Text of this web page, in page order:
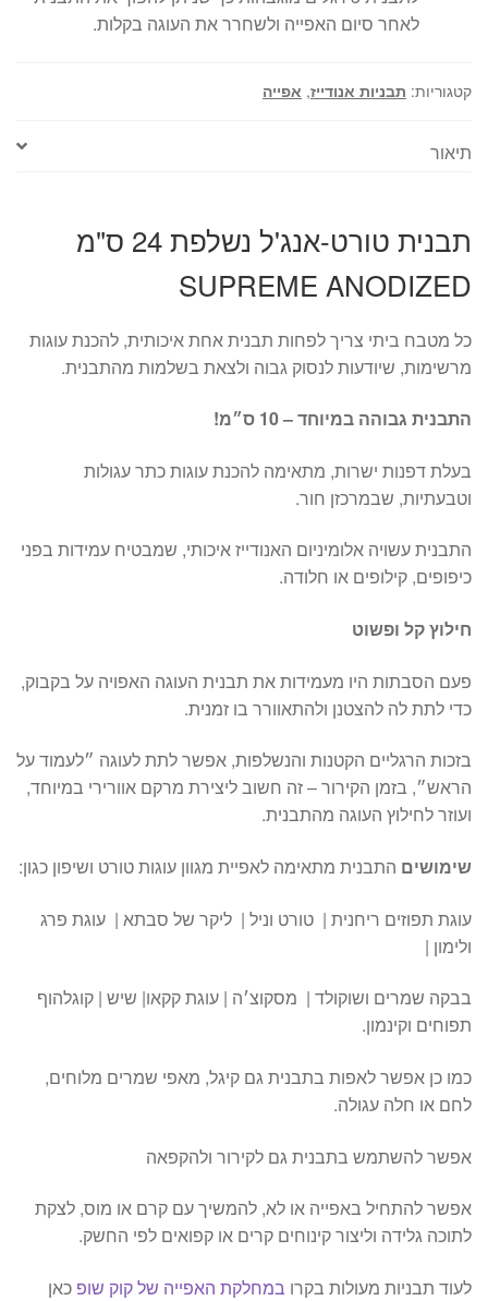
לאחר סיום האפייה ולשחרר את העוגה בקלות.
קטגוריות: תבניות אנודייז, אפייה
תיאור
תבנית טורט-אנג'ל נשלפת 24 ס"מ
SUPREME ANODIZED
כל מטבח ביתי צריך לפחות תבנית אחת איכותית, להכנת עוגות
מרשימות, שיודעות לנסוק גבוה ולצאת בשלמות מהתבנית.
התבנית גבוהה במיוחד – 10 ס״מ!
בעלת דפנות ישרות, מתאימה להכנת עוגות כתר עגולות
וטבעתיות, שבמרכזן חור.
התבנית עשויה אלומיניום האנודייז איכותי, שמבטיח עמידות בפני
כיפופים, קילופים או חלודה.
חילוץ קל ופשוט
פעם הסבתות היו מעמידות את תבנית העוגה האפויה על בקבוק,
כדי לתת לה להצטנן ולהתאוורר בו זמנית.
בזכות הרגליים הקטנות והנשלפות, אפשר לתת לעוגה ״לעמוד על
הראש״, בזמן הקירור – זה חשוב ליצירת מרקם אוורירי במיוחד,
ועוזר לחילוץ העוגה מהתבנית.
שימושים התבנית מתאימה לאפיית מגוון עוגות טורט ושיפון כגון:
עוגת תפוזים ריחנית | טורט וניל | ליקר של סבתא | עוגת פרג
ולימון |
בבקה שמרים ושוקולד | מסקוצ׳ה | עוגת קקאו| שיש | קוגלהוף
תפוחים וקינמון.
כמו כן אפשר לאפות בתבנית גם קיגל, מאפי שמרים מלוחים,
לחם או חלה עגולה.
אפשר להשתמש בתבנית גם לקירור ולהקפאה
אפשר להתחיל באפייה או לא, להמשיך עם קרם או מוס, לצקת
לתוכה גלידה וליצור קינוחים קרים או קפואים לפי החשק.
לעוד תבניות מעולות בקרו במחלקת האפייה של קוק שופ כאן